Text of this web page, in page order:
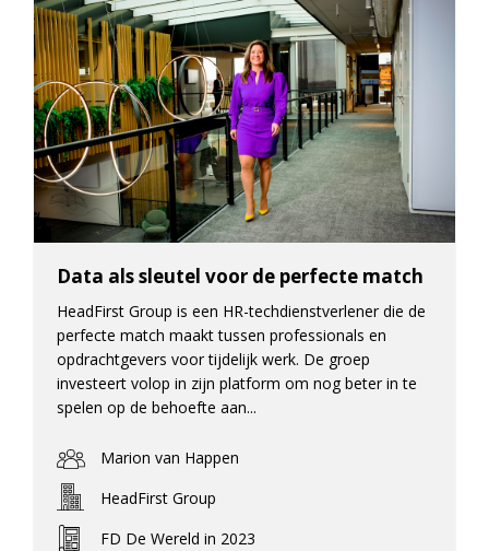
Data als sleutel voor de perfecte match
HeadFirst Group is een HR-techdienstverlener die de
perfecte match maakt tussen professionals en
opdrachtgevers voor tijdelijk werk. De groep
investeert volop in zijn platform om nog beter in te
spelen op de behoefte aan...
Marion van Happen
HeadFirst Group
FD De Wereld in 2023